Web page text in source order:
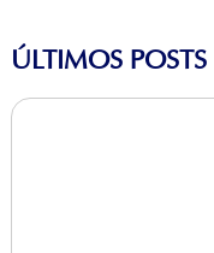
ÚLTIMOS POSTS